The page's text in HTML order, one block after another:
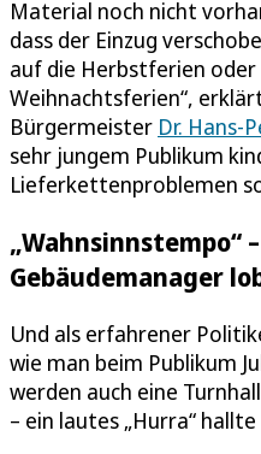
Material noch nicht
dass der Einzug
auf die Herbstferien oder
Weihnachtsferien“,
Bürgermeister Dr. Hans-
sehr jungem Publikum
Lieferkettenproblemen
„Wahnsinnstempo“
Gebäudemanager
Und als erfahrener
wie man beim Publikum
werden auch eine
– ein lautes „Hurra“